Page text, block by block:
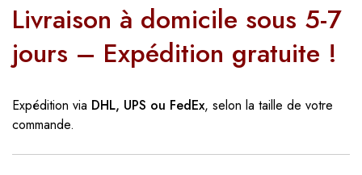
Livraison à domicile sous 5-7
jours – Expédition gratuite !
Expédition via DHL, UPS ou FedEx, selon la taille de votre
commande.